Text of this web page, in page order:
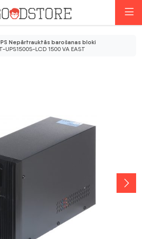
Nepārtrauktās barošanas bloki
UPS1500S-LCD 1500 VA EAST